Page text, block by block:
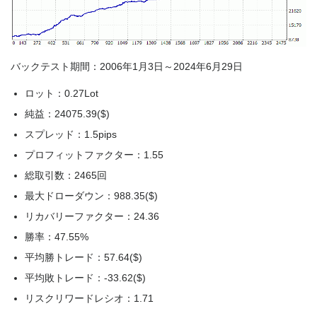
バックテスト期間：2006年1月3日～2024年6月29日
ロット：0.27Lot
純益：24075.39($)
スプレッド：1.5pips
プロフィットファクター：1.55
総取引数：2465回
最大ドローダウン：988.35($)
リカバリーファクター：24.36
勝率：47.55%
平均勝トレード：57.64($)
平均敗トレード：-33.62($)
リスクリワードレシオ：1.71